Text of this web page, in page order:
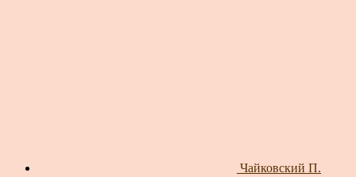
Чайковский П.